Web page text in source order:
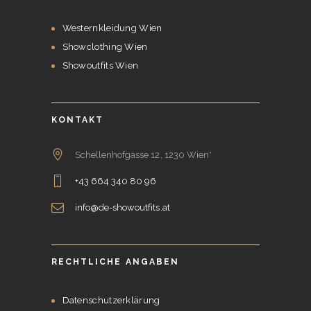
Westernkleidung Wien
Showclothing Wien
Showoutfits Wien
KONTAKT
Schellenhofgasse 12, 1230 Wien*
+43 664 340 80 96
info@de-showoutfits.at
RECHTLICHE ANGABEN
Datenschutzerklärung